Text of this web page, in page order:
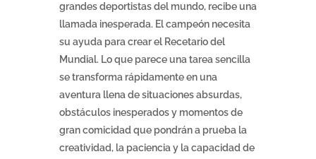
grandes deportistas del mundo, recibe una
llamada inesperada. El campeón necesita
su ayuda para crear el Recetario del
Mundial. Lo que parece una tarea sencilla
se transforma rápidamente en una
aventura llena de situaciones absurdas,
obstáculos inesperados y momentos de
gran comicidad que pondrán a prueba la
creatividad, la paciencia y la capacidad de